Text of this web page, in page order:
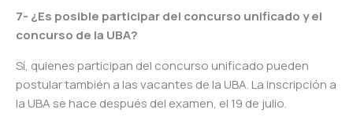
7- ¿Es posible participar del concurso unificado y el
concurso de la UBA?
Sí, quienes participan del concurso unificado pueden
postular también a las vacantes de la UBA. La inscripción a
la UBA se hace después del examen, el 19 de julio.